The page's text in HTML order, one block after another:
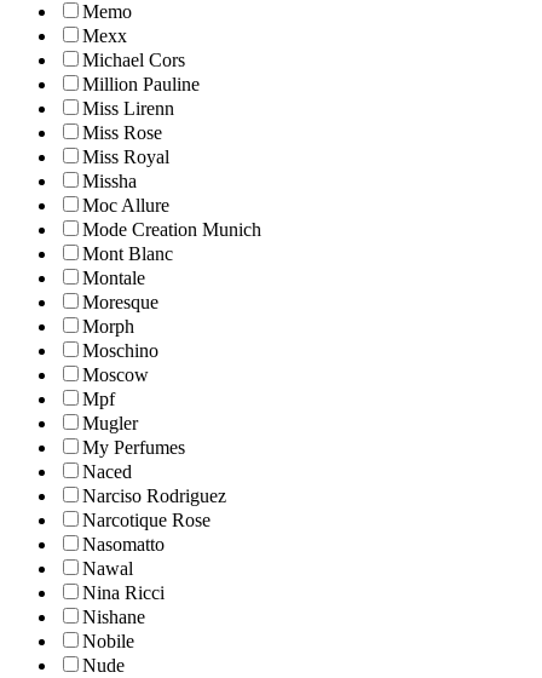
Memo
Mexx
Michael Cors
Million Pauline
Miss Lirenn
Miss Rose
Miss Royal
Missha
Moc Allure
Mode Creation Munich
Mont Blanc
Montale
Moresque
Morph
Moschino
Moscow
Mpf
Mugler
My Perfumes
Naced
Narciso Rodriguez
Narcotique Rose
Nasomatto
Nawal
Nina Ricci
Nishane
Nobile
Nude